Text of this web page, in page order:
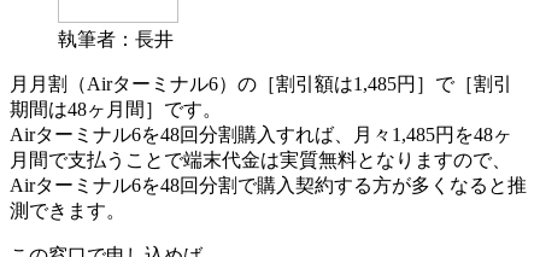
執筆者：長井
月月割（Airターミナル6）の［割引額は1,485円］で［割引
期間は48ヶ月間］です。
Airターミナル6を48回分割購入すれば、月々1,485円を48ヶ
月間で支払うことで端末代金は実質無料となりますので、
Airターミナル6を48回分割で購入契約する方が多くなると推
測できます。